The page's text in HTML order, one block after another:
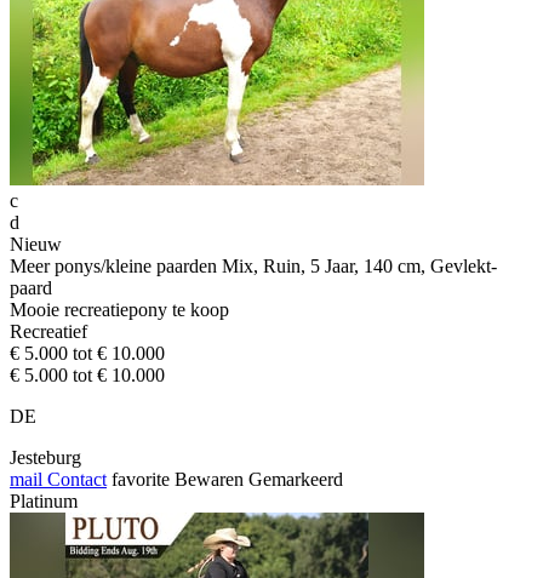
c
d
Nieuw
Meer ponys/kleine paarden Mix, Ruin, 5 Jaar, 140 cm, Gevlekt-
paard
Mooie recreatiepony te koop
Recreatief
€ 5.000 tot € 10.000
€ 5.000 tot € 10.000
DE
Jesteburg
mail Contact favorite Bewaren Gemarkeerd
Platinum